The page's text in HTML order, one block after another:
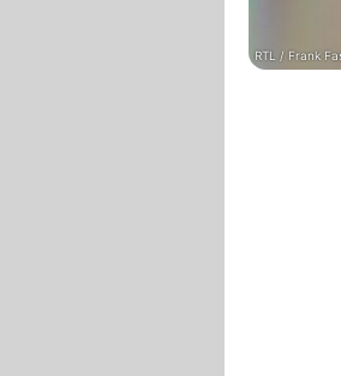
RTL / Frank